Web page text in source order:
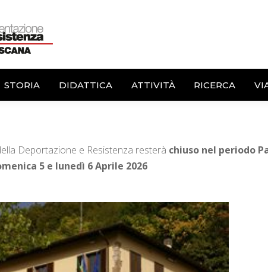
STORIA DIDATTICA ATTIVITÀ RICERCA
Deportazione e Resistenza resterà chiuso nel periodo
5 e lunedì 6 Aprile 2026